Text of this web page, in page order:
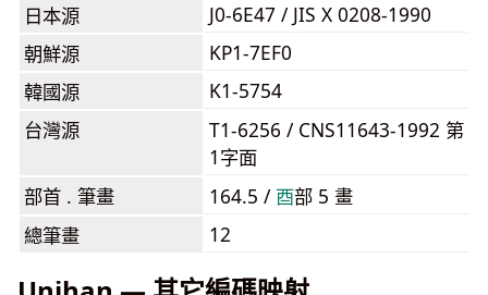
日本源
J0-6E47 / JIS X 0208-1990
朝鮮源
KP1-7EF0
韓國源
K1-5754
台灣源
T1-6256 / CNS11643-1992 第
1字面
部首 . 筆畫
164.5 / ⾣部 5 畫
總筆畫
12